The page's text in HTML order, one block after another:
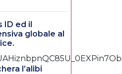
ID ed il
globale al
l’alibi